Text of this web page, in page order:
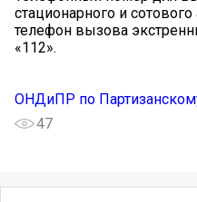
стационарного и
телефон вызова
«112».
ОНДиПР по
47